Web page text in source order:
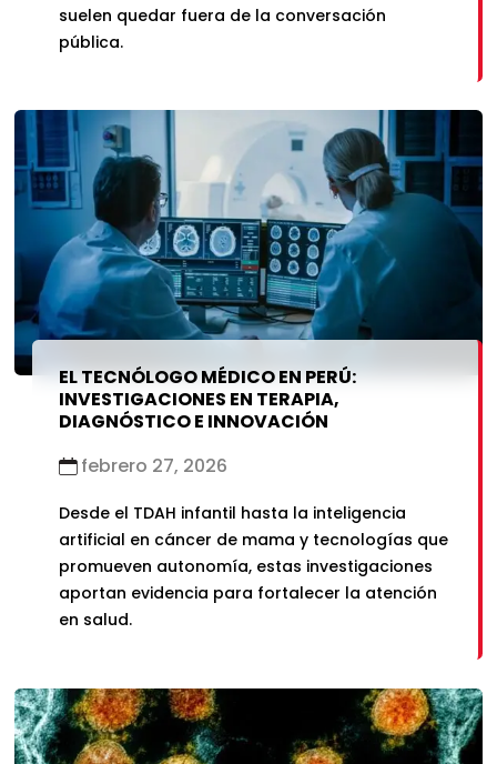
suelen quedar fuera de la conversación
pública.
EL TECNÓLOGO MÉDICO EN PERÚ:
INVESTIGACIONES EN TERAPIA,
DIAGNÓSTICO E INNOVACIÓN
febrero 27, 2026
Desde el TDAH infantil hasta la inteligencia
artificial en cáncer de mama y tecnologías que
promueven autonomía, estas investigaciones
aportan evidencia para fortalecer la atención
en salud.